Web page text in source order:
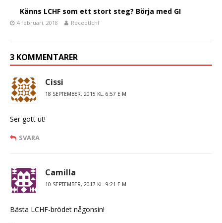
Känns LCHF som ett stort steg? Börja med GI
4 februari, 2018 Receptlchf
3 KOMMENTARER
Cissi
18 SEPTEMBER, 2015 KL. 6:57 E M
Ser gott ut!
SVARA
Camilla
10 SEPTEMBER, 2017 KL. 9:21 E M
Bästa LCHF-brödet någonsin!